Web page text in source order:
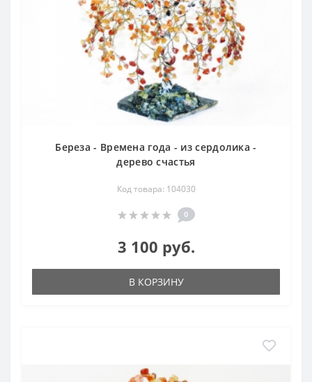
врагов, способствует легкому разрешению от
беременности при родах. При ношении на теле
излечивает от ран и язв, укрепляет зубы, избавляет от
лихорадки, благотворно влияет на нервную систему,
снимая повышенную раздражительность и утомляемость,
угнетение. Древние верили, что сердолик — счастливый
камень, оздоравливающий организм в целом, способен
предохранять от ссор и споров.
заинтересовалась врач Е. И. Бадигина. Она провела
целый ряд работ по исследованию влияния естественной
растений и другие живые организмы и установила факт
эффективного стимулирования таких важнейших
жизненных процессов, как деление и рост клеток. Причем
а-, /3- и у-лучей, не только стимулирующих окислительно-
восстановительные процессы в организме, но и
оказывающих определенное влияние на коллоиды белка
академик Н. Д. Зелинский писал: "С работой Е. И.
биологических дозах — я ознакомился и считаю, что
Береза - Времена года - из сердолика -
дерево счастья
Код товара: 104030
0
3 100 руб.
В КОРЗИНУ